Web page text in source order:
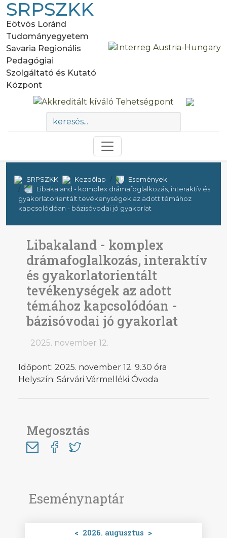
SRPSZKK
Eötvös Loránd
Tudományegyetem
Savaria Regionális
Pedagógiai
Szolgáltató és Kutató
Központ
SRPSZKK Kezdőlap
Események
Libakaland - komplex drámafoglalkozás, interaktív és
gyakorlatorientált tevékenységek az adott témához
kapcsolódóan - bázisóvodai jó gyakorlat
Eseménynaptár
< 2026. augusztus >
Libakaland - komplex
drámafoglalkozás, interaktív
és gyakorlatorientált
tevékenységek az adott
témához kapcsolódóan -
bázisóvodai jó gyakorlat
2025. november 12.
Időpont: 2025. november 12. 9.30 óra
Helyszín: Sárvári Vármelléki Óvoda
Megosztás